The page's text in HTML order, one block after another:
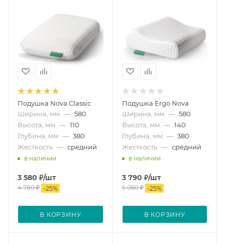
Подушка Nova Classic
Ширина, мм — 580
Высота, мм — 110
Глубина, мм — 380
Жесткость — средний
в наличии
3 580 ₽/шт
4 780₽ -25%
В КОРЗИНУ
Подушка Ergo Nova
Ширина, мм — 580
Высота, мм — 140
Глубина, мм — 380
Жесткость — средний
в наличии
3 790 ₽/шт
5 060₽ -25%
В КОРЗИНУ